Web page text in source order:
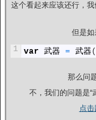
这个看起来应该还行，
但是如
1 var 武器 = 武器(
那么问
不，我们的问题是
点